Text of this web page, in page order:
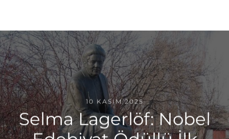
10 KASIM 2025
Selma Lagerlöf: Nobel